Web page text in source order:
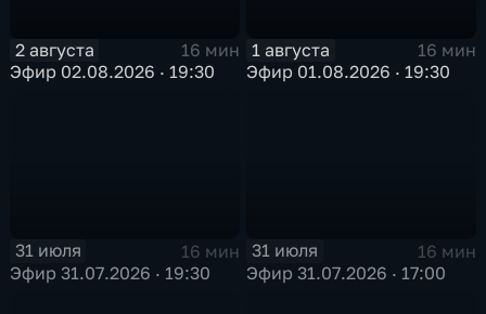
2 августа
16 мин
Эфир 02.08.2026 · 19:30
1 августа
16 мин
Эфир 01.08.2026 · 19:30
31 июля
16 мин
Эфир 31.07.2026 · 19:30
31 июля
16 мин
Эфир 31.07.2026 · 17:00